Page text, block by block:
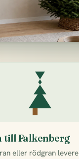
Falkenberg
eller rödgran